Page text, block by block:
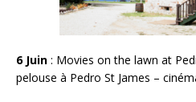
6 Juin : Movies on the lawn at
pelouse à Pedro St James –